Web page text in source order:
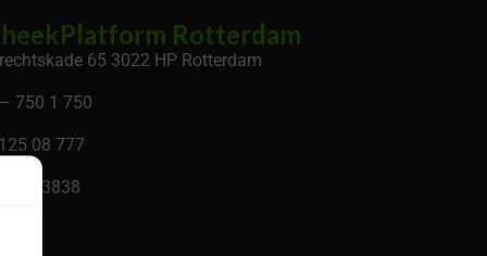
Rotterdam
65 3022 HP Rotterdam
750 1 750
08 777
34133838